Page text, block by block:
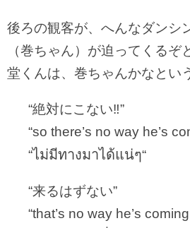
後ろの観客が、へんなダンシ
（巻ちゃん）が迫ってくるぞ
堂くんは、巻ちゃんかなとい
“絶対にこない‼︎”
“so there’s no way he’s
“ไม่มีทางมาได้แน่ๆ“
“来るはずない”
“that’s no way he’s